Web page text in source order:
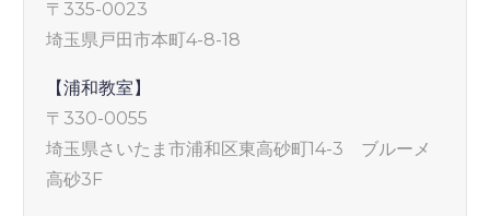
〒335-0023
埼玉県戸田市本町4-8-18
【浦和教室】
〒330-0055
埼玉県さいたま市浦和区東高砂町14-3 ブルーメ
高砂3F